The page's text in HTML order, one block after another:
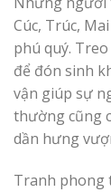
Cúc, Trúc,
phú quý.
để đón sinh
vận giúp sự
thường cũng
dần hưng
Tranh phong